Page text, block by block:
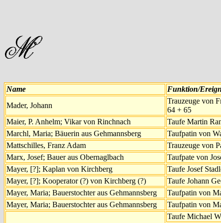
Name
Funktion/
Mader, Johann
Trauzeuge von
64 + 65
Maier, P. Anhelm; Vikar von Rinchnach
Taufe Martin
Marchl, Maria; Bäuerin aus Gehmannsberg
Taufpatin von
Mattschilles, Franz Adam
Trauzeuge von
Marx, Josef; Bauer aus Obernaglbach
Taufpate von
Mayer, [?]; Kaplan von Kirchberg
Taufe Josef
Mayer, [?]; Kooperator (?) von Kirchberg (?)
Taufe Johann
Mayer, Maria; Bauerstochter aus Gehmannsberg
Taufpatin von
Mayer, Maria; Bauerstochter aus Gehmannsberg
Taufpatin von
Taufe Michael